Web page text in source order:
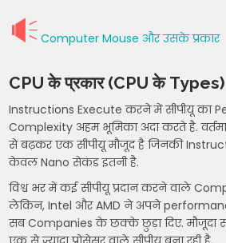
Computer Mouse और उसके प्रकार
CPU के प्रकार (CPU के Types)
Instructions Execute करने में सीपीयू का
Complexity अहम भूमिका अदा करते है.
से बढ़कर एक सीपीयू मौजूद है जिनकी
केवल Nano सेकंड इतनी है.
विश्व भर में कई सीपीयू प्रदान करने वाले
लेकिन, Intel और AMD ने अपने
सब Companies के छक्के छुड़ा दिए. मौजूदा